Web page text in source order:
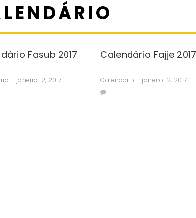
Fasub 2017
janeiro 12, 2017
Calendário Fajje 2017
Calendário janeiro 12, 2017